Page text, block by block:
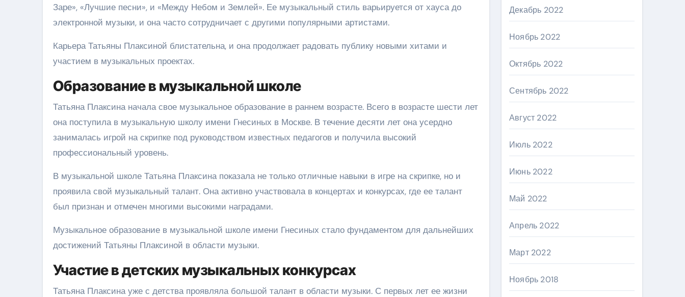
Заре», «Лучшие песни», и «Между Небом и Землей». Ее музыкальный стиль варьируется от хауса до
электронной музыки, и она часто сотрудничает с другими популярными артистами.
Карьера Татьяны Плаксиной блистательна, и она продолжает радовать публику новыми хитами и
участием в музыкальных проектах.
Образование в музыкальной школе
Татьяна Плаксина начала свое музыкальное образование в раннем возрасте. Всего в возрасте шести лет
она поступила в музыкальную школу имени Гнесиных в Москве. В течение десяти лет она усердно
занималась игрой на скрипке под руководством известных педагогов и получила высокий
профессиональный уровень.
В музыкальной школе Татьяна Плаксина показала не только отличные навыки в игре на скрипке, но и
проявила свой музыкальный талант. Она активно участвовала в концертах и конкурсах, где ее талант
был признан и отмечен многими высокими наградами.
Музыкальное образование в музыкальной школе имени Гнесиных стало фундаментом для дальнейших
достижений Татьяны Плаксиной в области музыки.
Участие в детских музыкальных конкурсах
Татьяна Плаксина уже с детства проявляла большой талант в области музыки. С первых лет ее жизни
Декабрь 2022
Ноябрь 2022
Октябрь 2022
Сентябрь 2022
Август 2022
Июль 2022
Июнь 2022
Май 2022
Апрель 2022
Март 2022
Ноябрь 2018